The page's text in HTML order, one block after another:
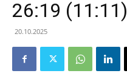
26:19 (11:11)
20.10.2025